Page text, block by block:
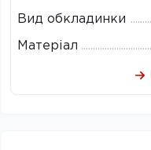
Вид обкладинки
Матеріал